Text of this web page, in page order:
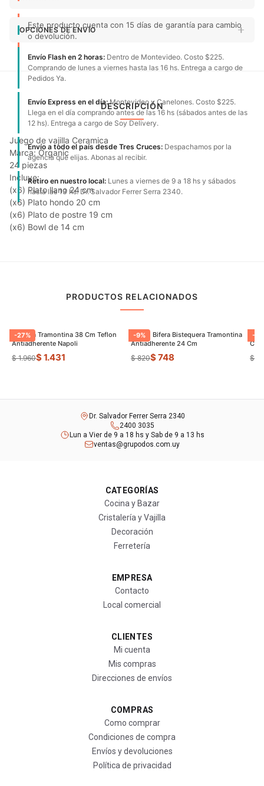
Este producto cuenta con 15 días de garantía para cambio
o devolución.
OPCIONES DE ENVÍO
Envío Flash en 2 horas: Dentro de Montevideo. Costo $225.
Comprando de lunes a viernes hasta las 16 hs. Entrega a cargo de
Pedidos Ya.
Envío Express en el día:Montevideo y Canelones. Costo $225.
Llega en el día comprando antes de las 16 hs (sábados antes de las
12 hs). Entrega a cargo de Soy Delivery.
Envío a todo el país desde Tres Cruces: Despachamos por la
agencia que elijas. Abonas al recibir.
Retiro en nuestro local: Lunes a viernes de 9 a 18 hs y sábados
hasta las 13 hs. Dr. Salvador Ferrer Serra 2340.
DESCRIPCIÓN
Juego de vajilla Ceramica
Marca: Organic
24 piezas
Incluye:
(x6) Plato llano 24 cm
(x6) Plato hondo 20 cm
(x6) Plato de postre 19 cm
(x6) Bowl de 14 cm
PRODUCTOS RELACIONADOS
-27%
Paellera Tramontina 38 Cm Teflon
Antiadherente Napoli
$ 1.960$ 1.431
-9%
Sarten Bifera Bistequera Tramontina
Antiadherente 24 Cm
$ 820$ 748
-
Cm
$
Dr. Salvador Ferrer Serra 2340
2400 3035
Lun a Vier de 9 a 18 hs y Sab de 9 a 13 hs
ventas@grupodos.com.uy
CATEGORÍAS
Cocina y Bazar
Cristalería y Vajilla
Decoración
Ferretería
EMPRESA
Contacto
Local comercial
CLIENTES
Mi cuenta
Mis compras
Direcciones de envíos
COMPRAS
Como comprar
Condiciones de compra
Envíos y devoluciones
Política de privacidad